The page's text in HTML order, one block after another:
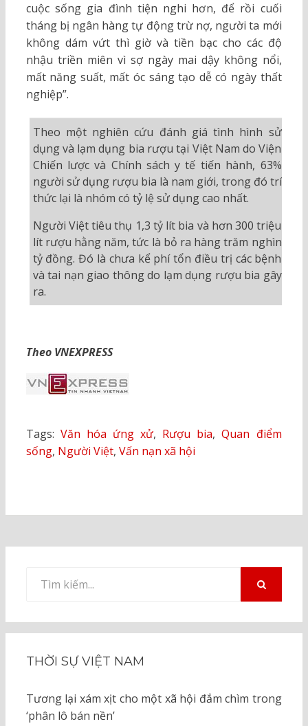
cuộc sống gia đình tiện nghi hơn, để rồi cuối
tháng bị ngân hàng tự động trừ nợ, người ta mới
không dám vứt thì giờ và tiền bạc cho các độ
nhậu triền miên vì sợ ngày mai dậy không nổi,
mất năng suất, mất óc sáng tạo dễ có ngày thất
nghiệp”.
Theo một nghiên cứu đánh giá tình hình sử
dụng và lạm dụng bia rượu tại Việt Nam do Viện
Chiến lược và Chính sách y tế tiến hành, 63%
người sử dụng rượu bia là nam giới, trong đó trí
thức lại là nhóm có tỷ lệ sử dụng cao nhất.
Người Việt tiêu thụ 1,3 tỷ lít bia và hơn 300 triệu
lít rượu hằng năm, tức là bỏ ra hàng trăm nghìn
tỷ đồng. Đó là chưa kể phí tổn điều trị các bệnh
và tai nạn giao thông do lạm dụng rượu bia gây
ra.
Theo VNEXPRESS
Tags: Văn hóa ứng xử, Rượu bia,Quan điểm
sống, Người Việt, Vấn nạn xã hội
kiếm
THỜI SỰ VIỆT NAM
Tương lại xám xịt cho một xã hội đắm chìm trong
‘phân lô bán nền’